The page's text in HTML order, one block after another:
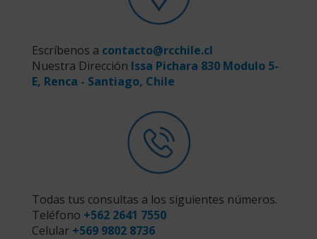
Escríbenos a contacto@rcchile.cl
Nuestra Dirección Issa Pichara 830 Modulo 5-
E, Renca - Santiago, Chile
Todas tus consultas a los siguientes números.
Teléfono +562 2641 7550
Celular +569 9802 8736